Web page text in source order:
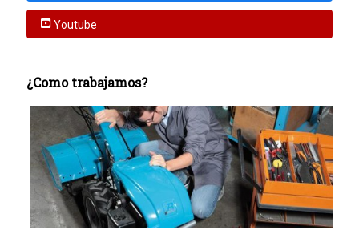
Youtube
¿Como trabajamos?